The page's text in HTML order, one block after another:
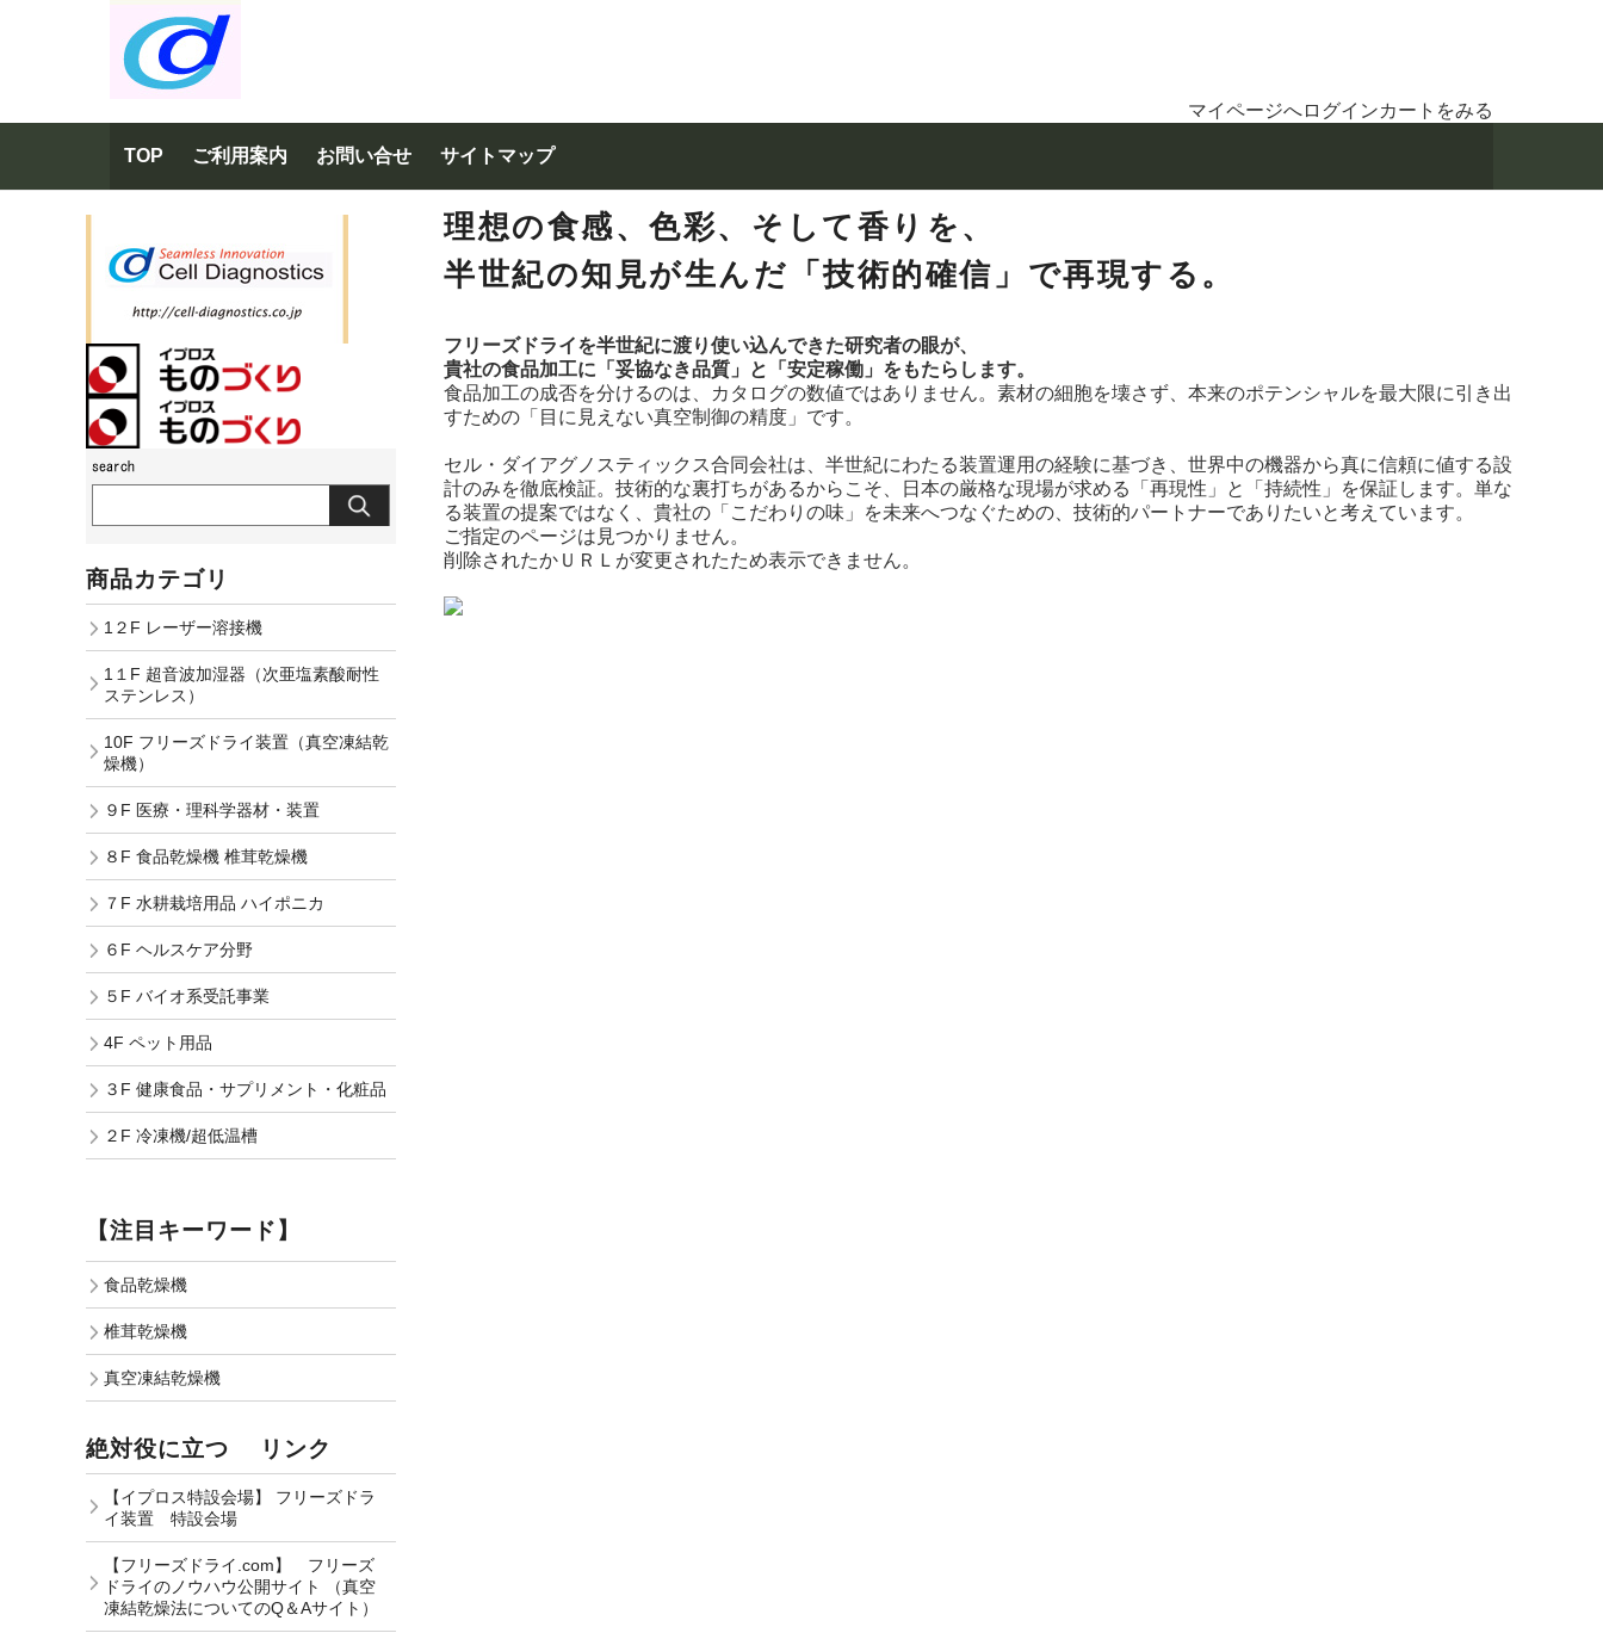
マイページへログインカートをみる
TOP ご利用案内 お問い合せ サイトマップ
理想の食感、色彩、そして香りを、
半世紀の知見が生んだ「技術的確信」で再現する。
フリーズドライを半世紀に渡り使い込んできた研究者の眼が、
貴社の食品加工に「妥協なき品質」と「安定稼働」をもたらします。
食品加工の成否を分けるのは、カタログの数値ではありません。素材の細胞を壊さず、本来のポテンシャルを最大限に引き出
すための「目に見えない真空制御の精度」です。
セル・ダイアグノスティックス合同会社は、半世紀にわたる装置運用の経験に基づき、世界中の機器から真に信頼に値する設
計のみを徹底検証。技術的な裏打ちがあるからこそ、日本の厳格な現場が求める「再現性」と「持続性」を保証します。単な
る装置の提案ではなく、貴社の「こだわりの味」を未来へつなぐための、技術的パートナーでありたいと考えています。
ご指定のページは見つかりません。
削除されたかＵＲＬが変更されたため表示できません。
商品カテゴリ
1２F レーザー溶接機
1１F 超音波加湿器（次亜塩素酸耐性
ステンレス）
10F フリーズドライ装置（真空凍結乾
燥機）
９F 医療・理科学器材・装置
８F 食品乾燥機 椎茸乾燥機
７F 水耕栽培用品 ハイポニカ
６F ヘルスケア分野
５F バイオ系受託事業
4F ペット用品
３F 健康食品・サプリメント・化粧品
２F 冷凍機/超低温槽
【注目キーワード】
食品乾燥機
椎茸乾燥機
真空凍結乾燥機
絶対役に立つ リンク
【イプロス特設会場】 フリーズドラ
イ装置 特設会場
【フリーズドライ.com】 フリーズ
ドライのノウハウ公開サイト （真空
凍結乾燥法についてのQ＆Aサイト）